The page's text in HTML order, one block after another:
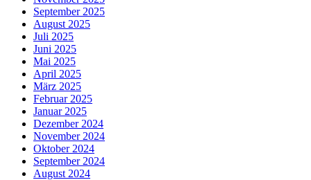
September 2025
August 2025
Juli 2025
Juni 2025
Mai 2025
April 2025
März 2025
Februar 2025
Januar 2025
Dezember 2024
November 2024
Oktober 2024
September 2024
August 2024